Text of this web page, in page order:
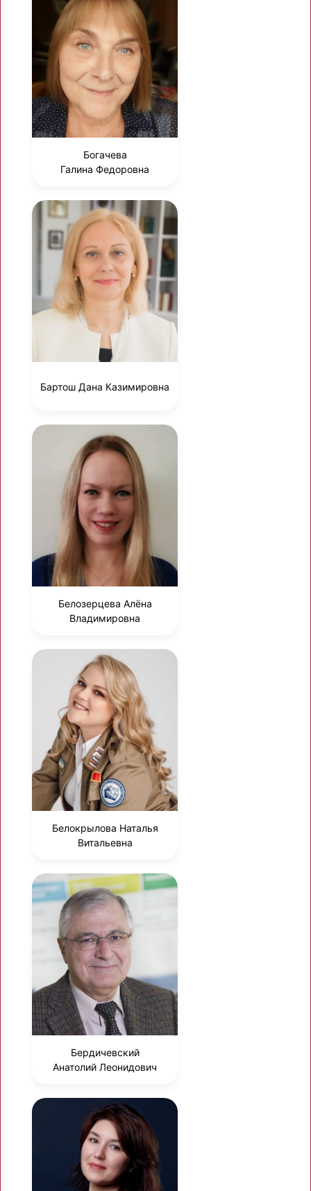
Богачева
Галина Федоровна
Бартош Дана Казимировна
Белозерцева Алёна
Владимировна
Белокрылова Наталья
Витальевна
Бердичевский
Анатолий Леонидович